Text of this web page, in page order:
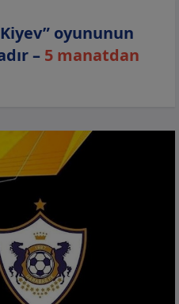
oyununun
– 5 manatdan